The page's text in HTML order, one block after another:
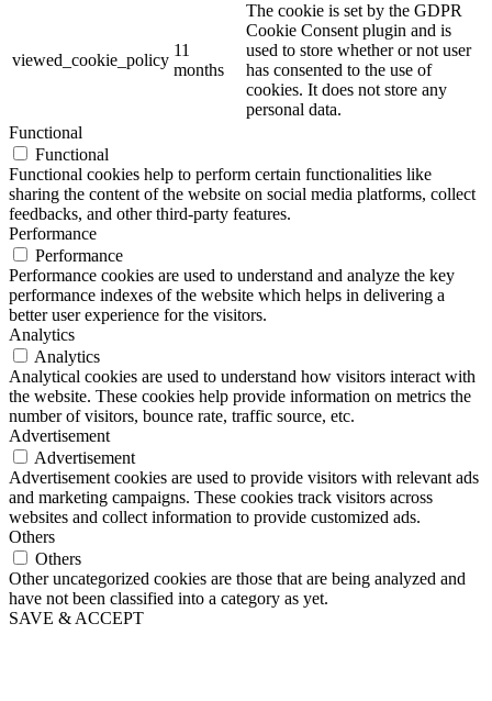
viewed_cookie_policy
11
months
The cookie is set by the GDPR
Cookie Consent plugin and is
used to store whether or not user
has consented to the use of
cookies. It does not store any
personal data.
Functional
Functional
Functional cookies help to perform certain functionalities like
sharing the content of the website on social media platforms, collect
feedbacks, and other third-party features.
Performance
Performance
Performance cookies are used to understand and analyze the key
performance indexes of the website which helps in delivering a
better user experience for the visitors.
Analytics
Analytics
Analytical cookies are used to understand how visitors interact with
the website. These cookies help provide information on metrics the
number of visitors, bounce rate, traffic source, etc.
Advertisement
Advertisement
Advertisement cookies are used to provide visitors with relevant ads
and marketing campaigns. These cookies track visitors across
websites and collect information to provide customized ads.
Others
Others
Other uncategorized cookies are those that are being analyzed and
have not been classified into a category as yet.
SAVE & ACCEPT